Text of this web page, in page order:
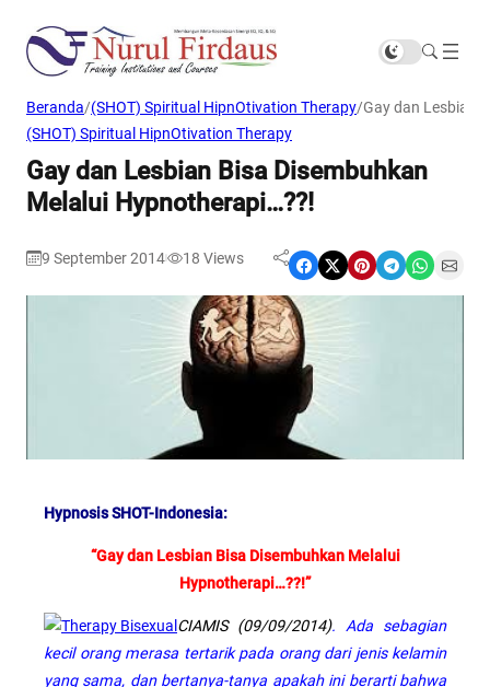
Beranda/(SHOT) Spiritual HipnOtivation Therapy/Gay dan Lesbian
(SHOT) Spiritual HipnOtivation Therapy
Gay dan Lesbian Bisa Disembuhkan
Melalui Hypnotherapi…??!
9 September 2014 18 Views Share on Facebook Share on X Share on Pinterest Share on Telegram Share on WhatsApp Share on Email
Hypnosis SHOT-Indonesia:
“Gay dan Lesbian Bisa Disembuhkan Melalui
Hypnotherapi…??!”
CIAMIS (09/09/2014). Ada sebagian
kecil orang merasa tertarik pada orang dari jenis kelamin
yang sama, dan bertanya-tanya apakah ini berarti bahwa